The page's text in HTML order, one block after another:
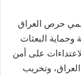
حرص العراق
البعثات
على أمن
وتخريب